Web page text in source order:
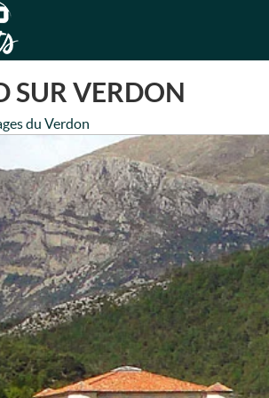
| RAFTING,
SUR VERDON
du Verdon